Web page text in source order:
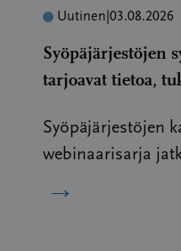
Uutinen 03.08.2026
Syöpäjärjestöjen
tarjoavat tietoa,
Syöpäjärjestöjen
webinaarisarja
→